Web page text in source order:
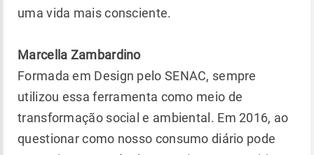
uma vida mais consciente.
Marcella Zambardino
Formada em Design pelo SENAC, sempre
utilizou essa ferramenta como meio de
transformação social e ambiental. Em 2016, ao
questionar como nosso consumo diário pode